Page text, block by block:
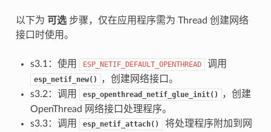
以下为 可选步骤，仅在应用程序需为 Thread 创建网络
接口时使用。
s3.1：使用 ESP_NETIF_DEFAULT_OPENTHREAD 调用
esp_netif_new()
，创建网络接口。
s3.2：调用
esp_openthread_netif_glue_init()
，创建
OpenThread 网络接口处理程序。
s3.3：调用
esp_netif_attach()
将处理程序附加到网